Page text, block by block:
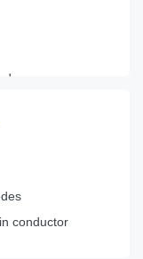
conductor